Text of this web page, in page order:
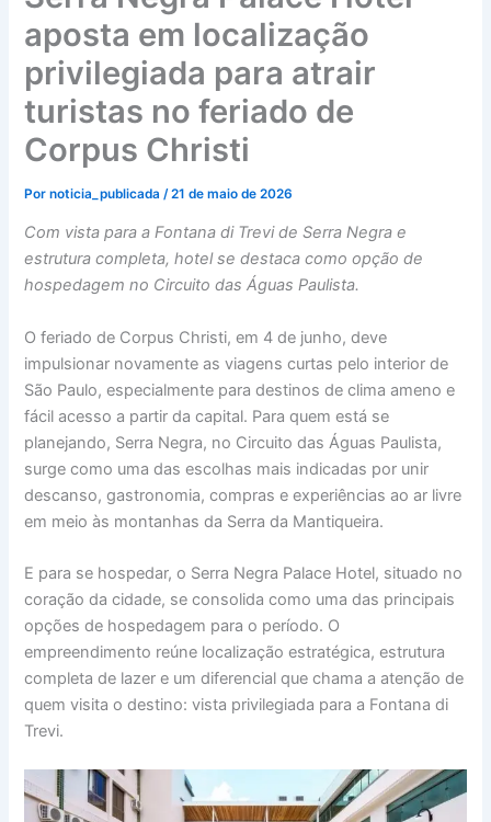
aposta em localização
privilegiada para atrair
turistas no feriado de
Corpus Christi
Pornoticia_publicada /21 de maio de 2026
Com vista para a Fontana di Trevi de Serra Negra e
estrutura completa, hotel se destaca como opção de
hospedagem no Circuito das Águas Paulista.
O feriado de Corpus Christi, em 4 de junho, deve
impulsionar novamente as viagens curtas pelo interior de
São Paulo, especialmente para destinos de clima ameno e
fácil acesso a partir da capital. Para quem está se
planejando, Serra Negra, no Circuito das Águas Paulista,
surge como uma das escolhas mais indicadas por unir
descanso, gastronomia, compras e experiências ao ar livre
em meio às montanhas da Serra da Mantiqueira.
E para se hospedar, o Serra Negra Palace Hotel, situado no
coração da cidade, se consolida como uma das principais
opções de hospedagem para o período. O
empreendimento reúne localização estratégica, estrutura
completa de lazer e um diferencial que chama a atenção de
quem visita o destino: vista privilegiada para a Fontana di
Trevi.